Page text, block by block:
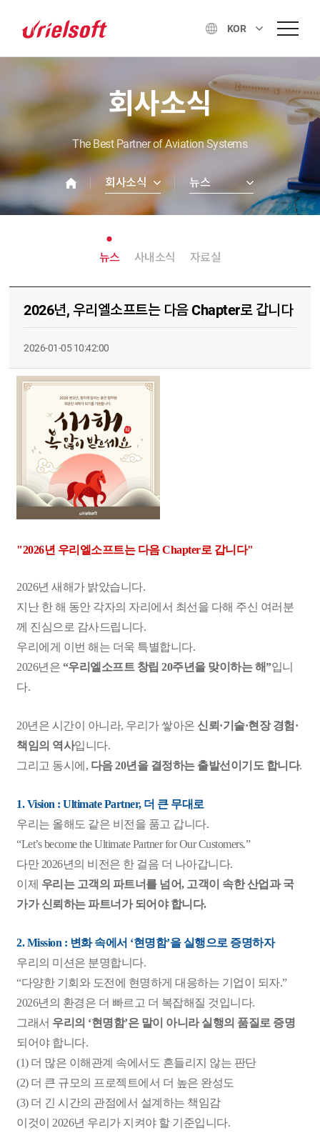
KOR
회사소식
The Best Partner of Aviation Systems
회사소식 뉴스
뉴스 사내소식 자료실
2026년, 우리엘소프트는 다음 Chapter로 갑니다
2026-01-05 10:42:00
"2026년 우리엘소프트는 다음 Chapter로 갑니다"
2026년 새해가 밝았습니다.
지난 한 해 동안 각자의 자리에서 최선을 다해 주신 여러분
께 진심으로 감사드립니다.
우리에게 이번 해는 더욱 특별합니다.
2026년은 “우리엘소프트 창립 20주년을 맞이하는 해”입니
다.
20년은 시간이 아니라, 우리가 쌓아온 신뢰·기술·현장 경험·
책임의 역사입니다.
그리고 동시에, 다음 20년을 결정하는 출발선이기도 합니다.
1. Vision : Ultimate Partner, 더 큰 무대로
우리는 올해도 같은 비전을 품고 갑니다.
“Let’s become the Ultimate Partner for Our Customers.”
다만 2026년의 비전은 한 걸음 더 나아갑니다.
이제 우리는 고객의 파트너를 넘어, 고객이 속한 산업과 국
가가 신뢰하는 파트너가 되어야 합니다.
2. Mission : 변화 속에서 ‘현명함’을 실행으로 증명하자
우리의 미션은 분명합니다.
“다양한 기회와 도전에 현명하게 대응하는 기업이 되자.”
2026년의 환경은 더 빠르고 더 복잡해질 것입니다.
그래서 우리의 ‘현명함’은 말이 아니라 실행의 품질로 증명
되어야 합니다.
(1) 더 많은 이해관계 속에서도 흔들리지 않는 판단
(2) 더 큰 규모의 프로젝트에서 더 높은 완성도
(3) 더 긴 시간의 관점에서 설계하는 책임감
이것이 2026년 우리가 지켜야 할 기준입니다.